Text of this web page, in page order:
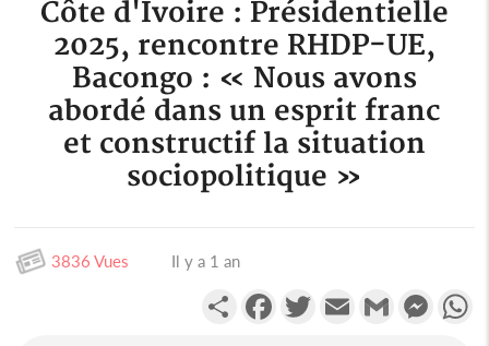
Côte d'Ivoire : Présidentielle
2025, rencontre RHDP-UE,
Bacongo : « Nous avons
abordé dans un esprit franc
et constructif la situation
sociopolitique »
3836 Vues Il y a 1 an
PartagerFacebookTwitterEmail Gmail